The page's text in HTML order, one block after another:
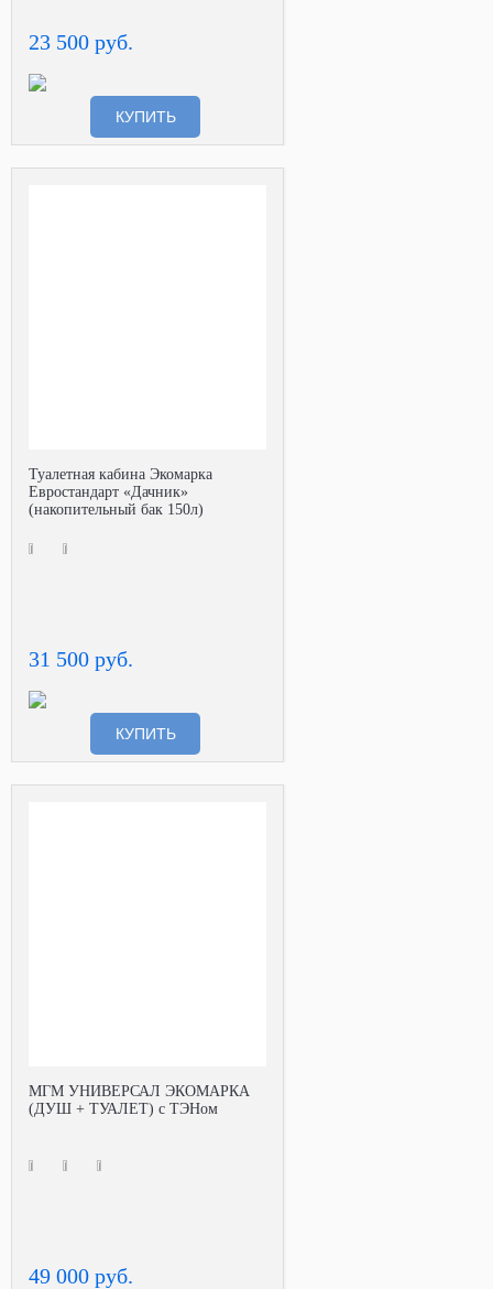
23 500 руб.
КУПИТЬ
Туалетная кабина Экомарка
Евростандарт «Дачник»
(накопительный бак 150л)
31 500 руб.
КУПИТЬ
МГМ УНИВЕРСАЛ ЭКОМАРКА
(ДУШ + ТУАЛЕТ) с ТЭНом
49 000 руб.